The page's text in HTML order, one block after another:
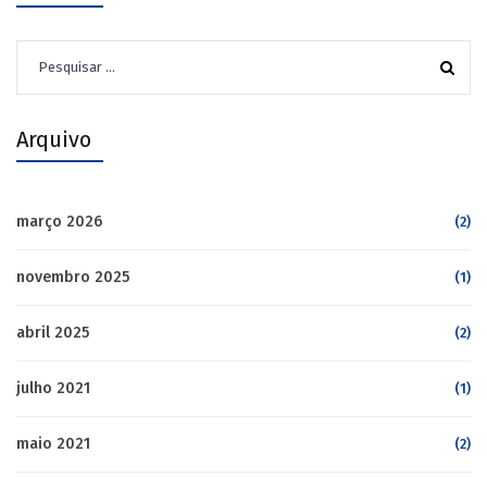
por:
Arquivo
março 2026 (2)
novembro 2025 (1)
abril 2025 (2)
julho 2021 (1)
maio 2021 (2)